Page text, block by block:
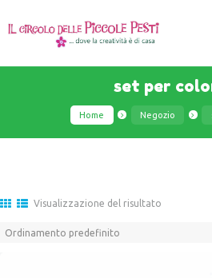
set per
Home Negozio
Visualizzazione del risultato